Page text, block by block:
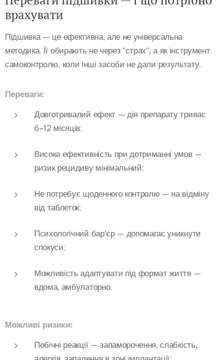
врахувати
Підшивка — це ефективна, але не універсальна
методика. Її обирають не через "страх", а як інструмент
самоконтролю, коли інші засоби не дали результату.
Переваги:
Довготривалий ефект— дія препарату триває
6–12 місяців;
Висока ефективність при дотриманні умов—
ризик рецидиву мінімальний;
Не потребує щоденного контролю — на відміну
від таблеток;
Психологічний бар'єр— допомагає уникнути
спокуси;
Можливість адаптувати під формат життя —
вдома, амбулаторно.
Можливі ризики:
Побічні реакції— запаморочення, слабкість,